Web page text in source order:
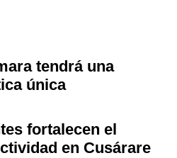
tendrá una
única
fortalecen el
en Cusárare